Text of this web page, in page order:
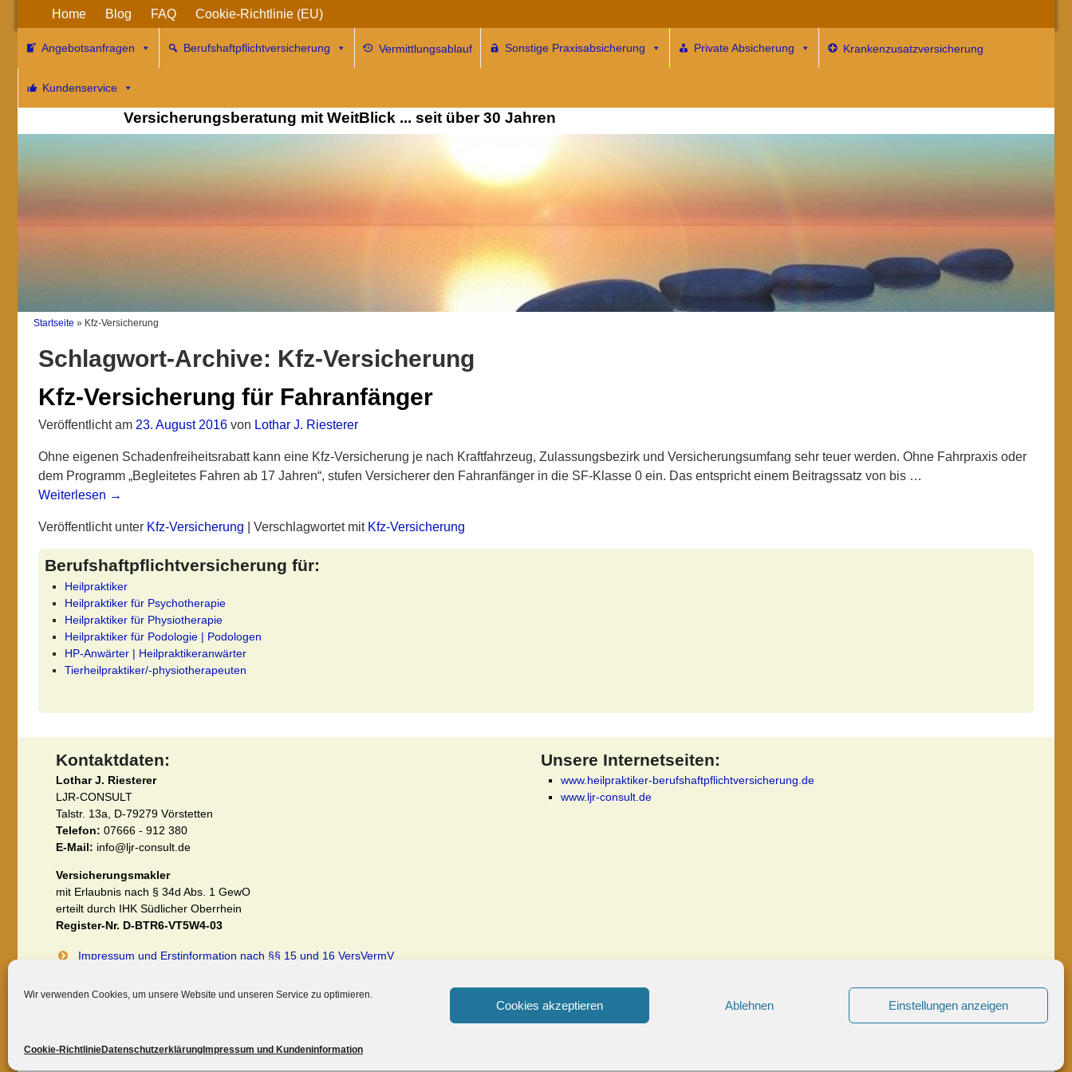
Wir verwenden Cookies, um unsere Website und unseren Service zu optimieren.
Cookies akzeptieren Ablehnen Einstellungen anzeigen
Cookie-RichtlinieDatenschutzerklärung Impressum und Kundeninformation
Home Blog FAQ Cookie-Richtlinie (EU)
Angebotsanfragen Berufshaftpflichtversicherung Vermittlungsablauf Sonstige Praxisabsicherung Private Absicherung Krankenzusatzversicherung
KundenserviceBerufshaftpflichtversicherung für alle … und mehr
Versicherungsberatung mit WeitBlick ... seit über 30 Jahren
Startseite » Kfz-Versicherung
Schlagwort-Archive: Kfz-Versicherung
Kfz-Versicherung für Fahranfänger
Veröffentlicht am 23. August 2016 von Lothar J. Riesterer
Ohne eigenen Schadenfreiheitsrabatt kann eine Kfz-Versicherung je nach Kraftfahrzeug, Zulassungsbezirk und Versicherungsumfang sehr teuer werden. Ohne Fahrpraxis oder
dem Programm „Begleitetes Fahren ab 17 Jahren“, stufen Versicherer den Fahranfänger in die SF-Klasse 0 ein. Das entspricht einem Beitragssatz von bis …
Weiterlesen →
Veröffentlicht unter Kfz-Versicherung Verschlagwortet mit Kfz-Versicherung
Berufshaftpflichtversicherung für:
Heilpraktiker
Heilpraktiker für Psychotherapie
Heilpraktiker für Physiotherapie
Heilpraktiker für Podologie | Podologen
HP-Anwärter | Heilpraktikeranwärter
Tierheilpraktiker/-physiotherapeuten
Kontaktdaten:
Lothar J. Riesterer
LJR-CONSULT
Talstr. 13a, D-79279 Vörstetten
Telefon: 07666 - 912 380
E-Mail: info@ljr-consult.de
Versicherungsmakler
mit Erlaubnis nach § 34d Abs. 1 GewO
erteilt durch IHK Südlicher Oberrhein
Register-Nr. D-BTR6-VT5W4-03
Impressum und Erstinformation nach §§ 15 und 16 VersVermV
Unsere Internetseiten:
www.heilpraktiker-berufshaftpflichtversicherung.de
www.ljr-consult.de
©2026 -Berufshaftpflichtversicherung für alle ... und mehr